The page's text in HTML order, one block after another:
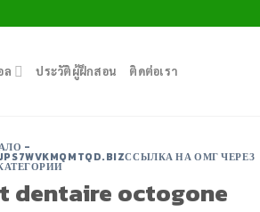
ล ประวัติผู้ฝึกสอน ติดต่อเรา
-
НА ОМГ ЧЕРЕЗ
dentaire octogone